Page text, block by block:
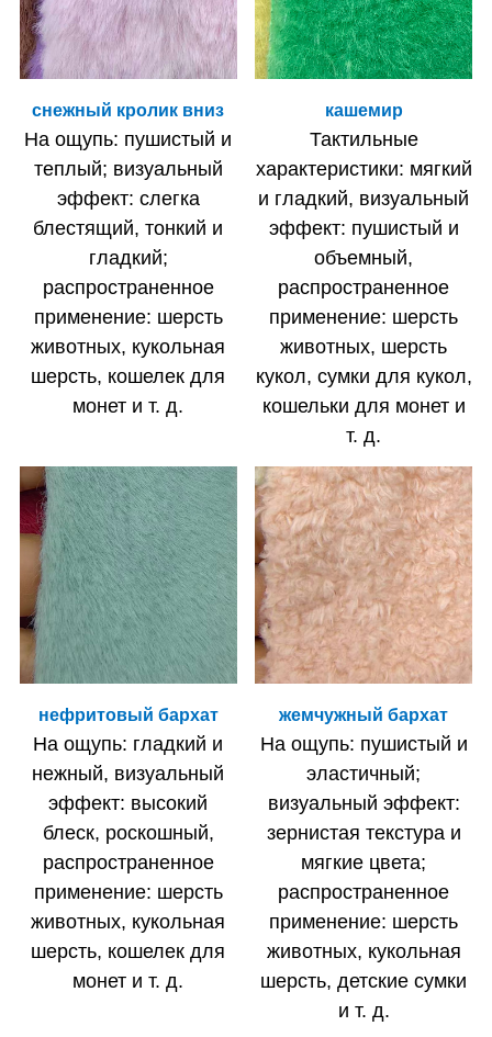
снежный кролик вниз
На ощупь: пушистый и
теплый; визуальный
эффект: слегка
блестящий, тонкий и
гладкий;
распространенное
применение: шерсть
животных, кукольная
шерсть, кошелек для
монет и т. д.
кашемир
Тактильные
характеристики: мягкий
и гладкий, визуальный
эффект: пушистый и
объемный,
распространенное
применение: шерсть
животных, шерсть
кукол, сумки для кукол,
кошельки для монет и
т. д.
нефритовый бархат
На ощупь: гладкий и
нежный, визуальный
эффект: высокий
блеск, роскошный,
распространенное
применение: шерсть
животных, кукольная
шерсть, кошелек для
монет и т. д.
жемчужный бархат
На ощупь: пушистый и
эластичный;
визуальный эффект:
зернистая текстура и
мягкие цвета;
распространенное
применение: шерсть
животных, кукольная
шерсть, детские сумки
и т. д.